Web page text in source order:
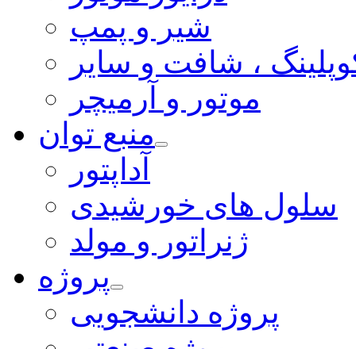
شیر و پمپ
، شافت و سایر
موتور و آرمیچر
منبع توان
آداپتور
سلول های خورشیدی
ژنراتور و مولد
پروژه
پروژه دانشجویی